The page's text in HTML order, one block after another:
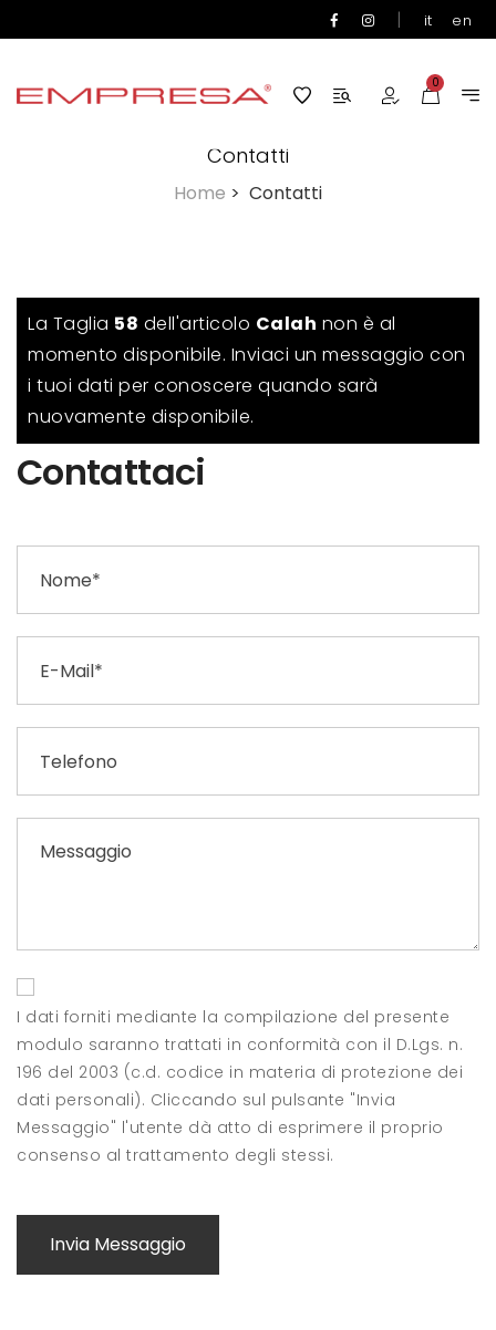
| it en
0
Contatti
Home > Contatti
La Taglia 58 dell'articolo Calah non è al
momento disponibile. Inviaci un messaggio con
i tuoi dati per conoscere quando sarà
nuovamente disponibile.
Contattaci
I dati forniti mediante la compilazione del presente
modulo saranno trattati in conformità con il D.Lgs. n.
196 del 2003 (c.d. codice in materia di protezione dei
dati personali). Cliccando sul pulsante "Invia
Messaggio" l'utente dà atto di esprimere il proprio
consenso al trattamento degli stessi.
Invia Messaggio